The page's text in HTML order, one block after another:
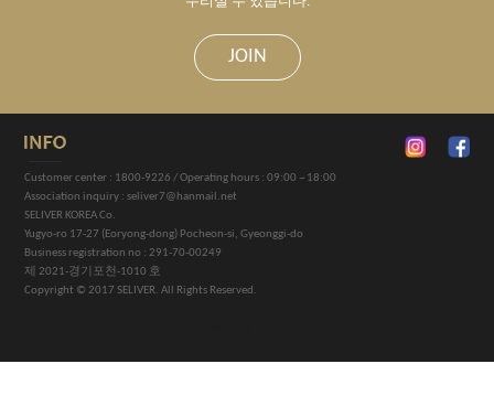
JOIN
Customer center : 1800-9226 / Operating hours : 09:00 ~ 18:00
Association inquiry : seliver7@hanmail.net
SELIVER KOREA Co.
Yugyo-ro 17-27 (Eoryong-dong) Pocheon-si, Gyeonggi-do
Business registration no : 291-70-00249
제 2021-경기포천-1010 호
Copyright © 2017 SELIVER. All Rights Reserved.